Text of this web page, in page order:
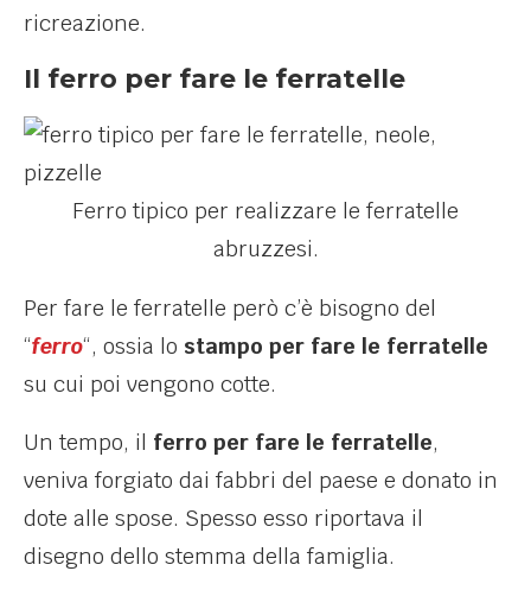
ricreazione.
Il ferro per fare le ferratelle
Ferro tipico per realizzare le ferratelle
abruzzesi.
Per fare le ferratelle però c’è bisogno del
“ferro“, ossia lo stampo per fare le ferratelle
su cui poi vengono cotte.
Un tempo, il ferro per fare le ferratelle,
veniva forgiato dai fabbri del paese e donato in
dote alle spose. Spesso esso riportava il
disegno dello stemma della famiglia.